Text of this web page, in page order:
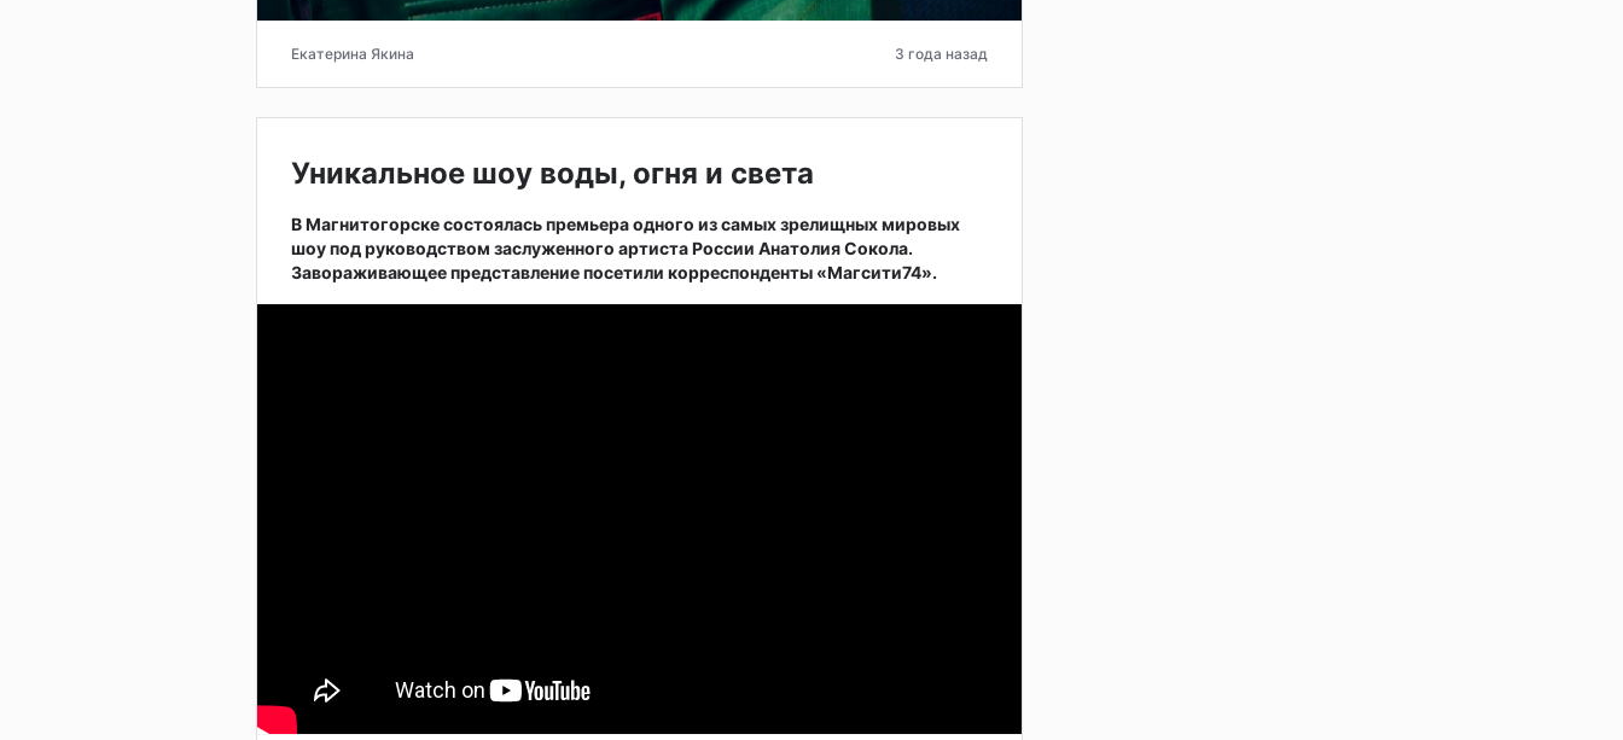
Екатерина Якина 3 года назад
Уникальное шоу воды, огня и света
В Магнитогорске состоялась премьера одного из самых зрелищных мировых
шоу под руководством заслуженного артиста России Анатолия Сокола.
Завораживающее представление посетили корреспонденты «Магсити74».